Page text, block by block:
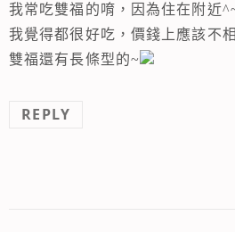
我常吃雙福的唷，因為住在附近
我覺得都很好吃，價錢上應該不
雙福還有長條型的~
REPLY